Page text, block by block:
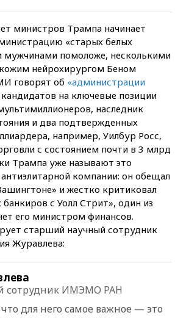
министров Трампа начинает
«старых белых
мужчинами помоложе, несколькими
нейрохирургом Беном
говорят об «администрации
на ключевые позиции
наследник
и два подтвержденных
например, Уилбур Росс,
с состоянием почти в 3 млрд
Трампа уже называют это
компании: он обещал
и жестко критиковал
с Уолл Стрит», один из
его министром финансов.
старший научный сотрудник
Журавлева:
сотрудник ИМЭМО РАН
что для него самое важное — это